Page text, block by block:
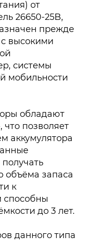
от
26650-25B,
прежде
с высокими
системы
мобильности
обладают
что позволяет
аккумулятора
объёма запаса
к
способны
до 3 лет.
данного типа